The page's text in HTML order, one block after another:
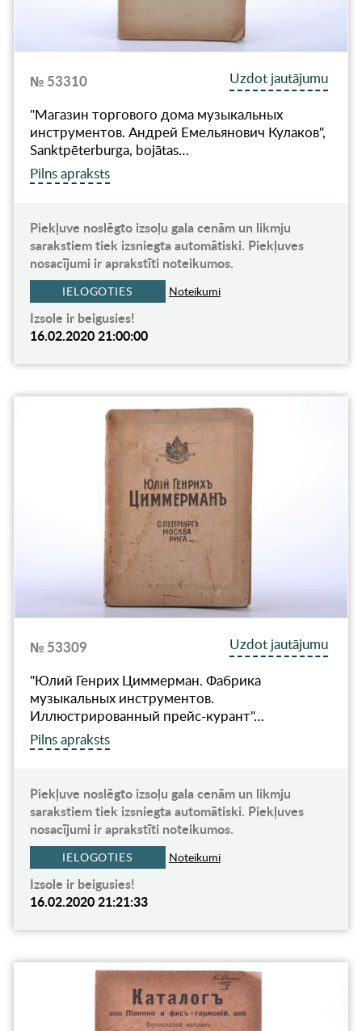
№ 53310
Uzdot jautājumu
"Магазин торгового дома музыкальных
инструментов. Андрей Емельянович Кулаков",
Sanktpēterburga, bojātas…
Pilns apraksts
Piekļuve noslēgto izsoļu gala cenām un likmju
sarakstiem tiek izsniegta automātiski. Piekļuves
nosacījumi ir aprakstīti noteikumos.
IELOGOTIES Noteikumi
Izsole ir beigusies!
16.02.2020 21:00:00
№ 53309
Uzdot jautājumu
"Юлий Генрих Циммерман. Фабрика
музыкальных инструментов.
Иллюстрированный прейс-курант"…
Pilns apraksts
Piekļuve noslēgto izsoļu gala cenām un likmju
sarakstiem tiek izsniegta automātiski. Piekļuves
nosacījumi ir aprakstīti noteikumos.
IELOGOTIES Noteikumi
Izsole ir beigusies!
16.02.2020 21:21:33